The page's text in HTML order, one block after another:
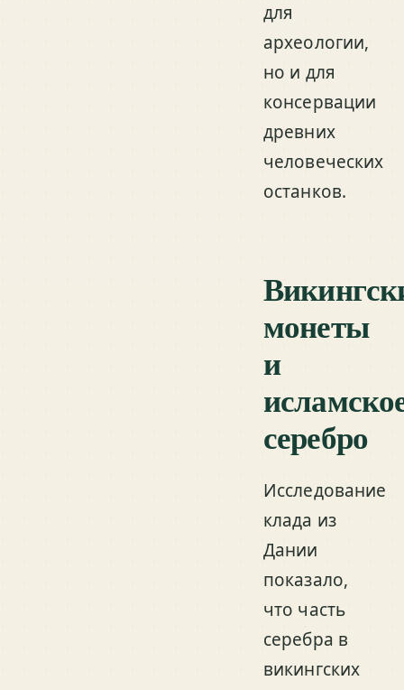
для
археологии,
но и для
консервации
древних
человеческих
останков.
монеты
и
серебро
Исследование
клада из
Дании
показало,
что часть
серебра в
викингских